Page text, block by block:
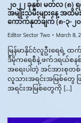
၂၀၂၂ ခုနှစ်၊ မတ်လ (၈
အမျိုးသမီးများနေ့ အ
ကောက်နုတ်ချက် (၈-၃-၂
Editor Sector Two March 8,
မြန်မာနိုင်ငံလူဦးရေရဲ့
ဒီမိုကရေစီနဲ့ ဖက်ဒရယ်စန
အရေးပါတဲ့ အင်အားစုတ
လူသားအရင်းအမြစ်တွေ
အရင်းအမြစ်တွေကို […]